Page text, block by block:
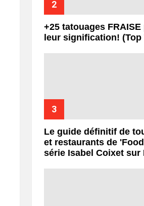
+25 tatouages
leur signification! (Top
Le guide définitif de
et restaurants de
série Isabel Coixet sur